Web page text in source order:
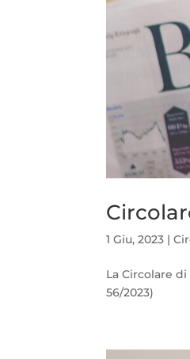
1 Giu, 2023 |
La Circolare
56/2023)